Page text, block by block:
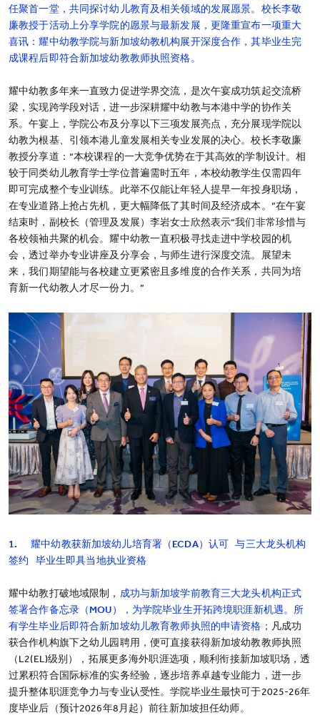
任聚首一堂，共同探讨幼儿教育及相关领域的发展愿景。校长李敬
廉教授于活动上分享学院的愿景与最新发展，更隆重宣布一项重大
喜讯：耀中幼教学院与新加坡幼教机构展开深度合作，其毕业生完
成课程后即符合新加坡幼教教师执照资格。
耀中幼教多年来一直致力促进学界交流，是次午宴成功筑起交流桥
梁，实现跨学段对话，进一步深耕耀中幼教与本港中学的协作关
系。午宴上，学院公布及分享以下三项发展亮点，充分展现学院以
幼教为根基、引领本港儿童发展相关专业发展的决心。校长李敬廉
教授分享道：“本校课程的一大竞争优势在于其高效的学制设计。相
较于同类幼儿教育学士学位普遍需时五年，本校幼教学生仅需四年
即可完成整个专业训练。此举不仅能让年轻人提早一年投身职场，
在专业道路上抢占先机，更大幅降低了其时间及经济成本。”在午宴
结束时，副校长（管理及发展）李岩女士欣然表示“我们非常珍惜与
各校领袖共聚的机会。耀中幼教一直积极寻找走进中学校园的机
会，透过举办专业讲座及分享会，与师生进行深度交流。展望未
来，我们期望能与各校建立更紧密且多维度的合作关系，共同为培
育新一代幼教人才尽一份力。”
1. 耀中幼教获新加坡幼儿培育署（ECDA）认可 与三大龙头机构
签约 毕业生即具当地执业资格
耀中幼教打破地域限制， 成功与新加坡学前教育三大龙头机构正式
签署合作备忘录（MOU），为学院毕业生开拓跨境职涯新机遇。所
有学生毕业后即符合新加坡幼儿教育教师执照的申请资格； 凡成功
获合作机构旗下之幼儿园聘用，便可直接获得新加坡幼教教师执照
（L2(EL)级别），拓展更多海外职涯选项，顺利衔接新加坡职场，透
过累积符合国际标准的实务经验，逐步培养卓越专业能力，进一步
提升整体职涯竞争力与专业认受性。学院毕业生最快可于2025-26年
度毕业后（预计2026年8月起）前往新加坡担任幼师。